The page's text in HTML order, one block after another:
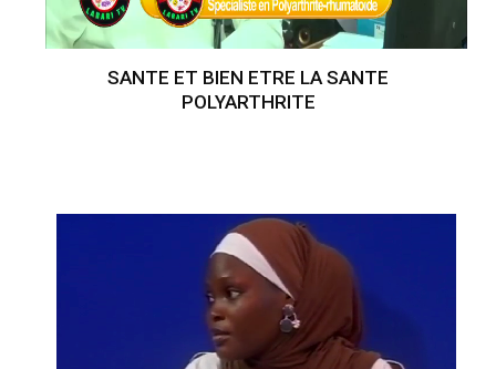
SANTE ET BIEN ETRE LA SANTE
POLYARTHRITE